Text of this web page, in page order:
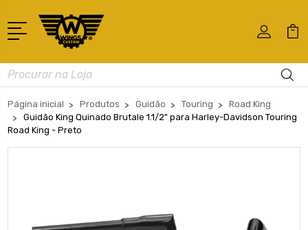
Busca
Página inicial Produtos Guidão Touring
Road King
Guidão King Quinado Brutale 1.1/2" para Harley-Davidson Touring
Road King - Preto